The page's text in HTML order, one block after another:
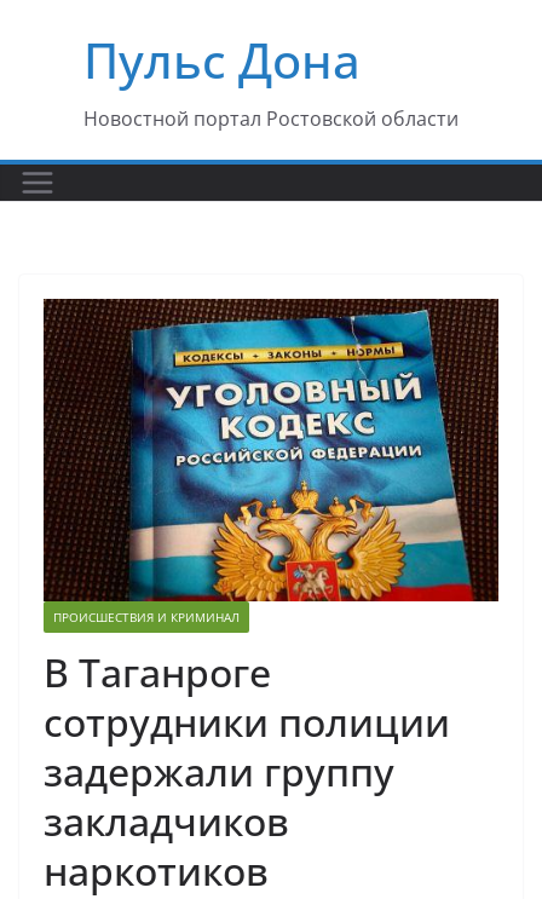
содержимомуПульс Дона
Новостной портал Ростовской области
ПРОИСШЕСТВИЯ И КРИМИНАЛ
В Таганроге
сотрудники полиции
задержали группу
закладчиков
наркотиков